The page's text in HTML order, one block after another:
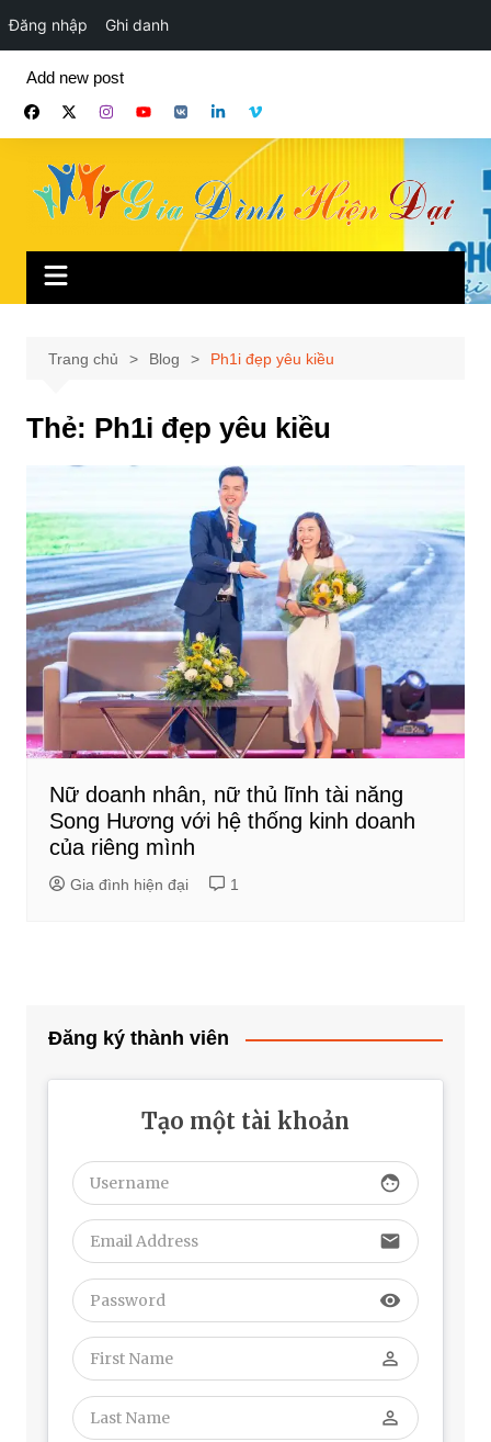
Đăng nhập Ghi danh
phần
Add new post
Trang chủ Blog Ph1i đẹp yêu kiều
Thẻ: Ph1i đẹp yêu kiều
Nữ doanh nhân, nữ thủ lĩnh tài năng
Song Hương với hệ thống kinh doanh
của riêng mình
Gia đình hiện đại 1
Đăng ký thành viên
Tạo một tài khoản
face
email
visibility
perm_identity
perm_identity